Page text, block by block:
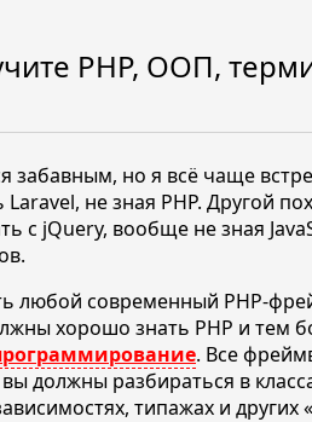
PHP, ООП,
забавным, но я всё чаще
не зная PHP. Другой
с jQuery, вообще не зная
любой современный PHP-
хорошо знать PHP и тем
. Все
должны разбираться в
типажах и других